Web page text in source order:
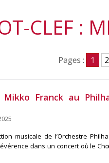
CLEF :
Pages : 1 2
Franck au
musicale de l’Orchestre
dans un concert où le